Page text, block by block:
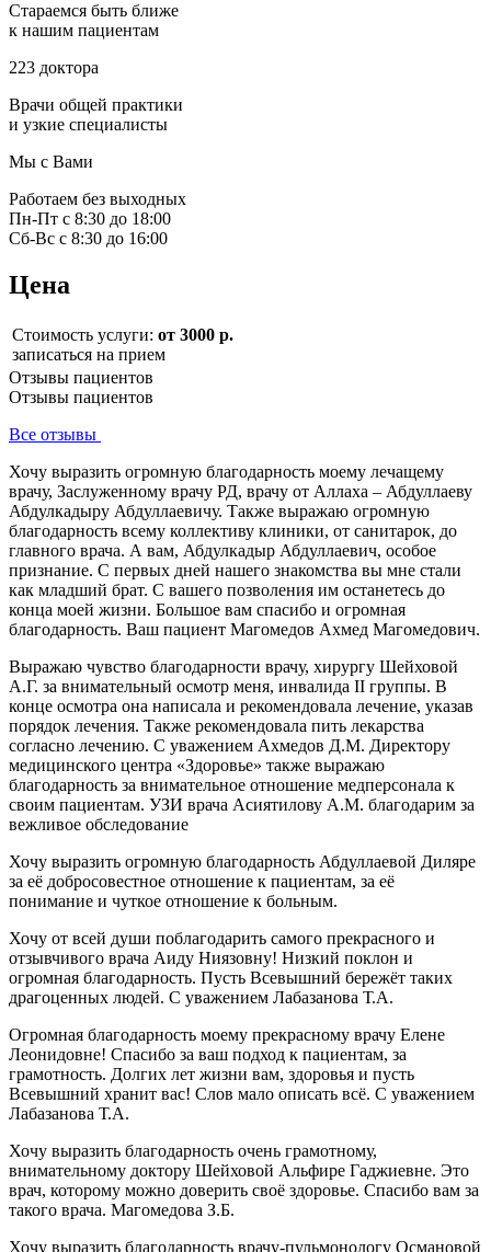
Стараемся быть ближе
к нашим пациентам
223 доктора
Врачи общей практики
и узкие специалисты
Мы с Вами
Работаем без выходных
Пн-Пт с 8:30 до 18:00
Сб-Вс с 8:30 до 16:00
Цена
Стоимость услуги: от 3000 р.
записаться на прием
Отзывы пациентов
Отзывы пациентов
Все отзывы
Хочу выразить огромную благодарность моему лечащему
врачу, Заслуженному врачу РД, врачу от Аллаха – Абдуллаеву
Абдулкадыру Абдуллаевичу. Также выражаю огромную
благодарность всему коллективу клиники, от санитарок, до
главного врача. А вам, Абдулкадыр Абдуллаевич, особое
признание. С первых дней нашего знакомства вы мне стали
как младший брат. С вашего позволения им останетесь до
конца моей жизни. Большое вам спасибо и огромная
благодарность. Ваш пациент Магомедов Ахмед Магомедович.
Выражаю чувство благодарности врачу, хирургу Шейховой
А.Г. за внимательный осмотр меня, инвалида II группы. В
конце осмотра она написала и рекомендовала лечение, указав
порядок лечения. Также рекомендовала пить лекарства
согласно лечению. С уважением Ахмедов Д.М. Директору
медицинского центра «Здоровье» также выражаю
благодарность за внимательное отношение медперсонала к
своим пациентам. УЗИ врача Асиятилову А.М. благодарим за
вежливое обследование
Хочу выразить огромную благодарность Абдуллаевой Диляре
за её добросовестное отношение к пациентам, за её
понимание и чуткое отношение к больным.
Хочу от всей души поблагодарить самого прекрасного и
отзывчивого врача Аиду Ниязовну! Низкий поклон и
огромная благодарность. Пусть Всевышний бережёт таких
драгоценных людей. С уважением Лабазанова Т.А.
Огромная благодарность моему прекрасному врачу Елене
Леонидовне! Спасибо за ваш подход к пациентам, за
грамотность. Долгих лет жизни вам, здоровья и пусть
Всевышний хранит вас! Слов мало описать всё. С уважением
Лабазанова Т.А.
Хочу выразить благодарность очень грамотному,
внимательному доктору Шейховой Альфире Гаджиевне. Это
врач, которому можно доверить своё здоровье. Спасибо вам за
такого врача. Магомедова З.Б.
Хочу выразить благодарность врачу-пульмонологу Османовой